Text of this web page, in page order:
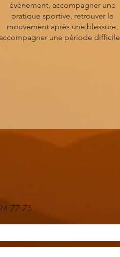
évènement, accompagner une
pratique sportive, retrouver le
mouvement après une blessure,
accompagner une période
77 75